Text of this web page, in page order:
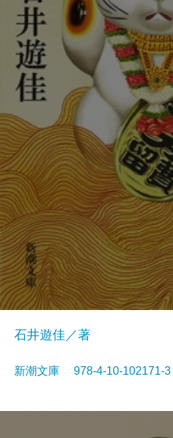
石井遊佳／著
新潮文庫 978-4-10-